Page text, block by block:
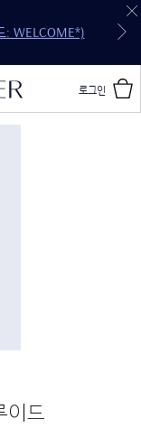
: WELCOME*)
만나보세요.
나보세요.
트 증정
트 증정
립스틱 케이
로그인
이드